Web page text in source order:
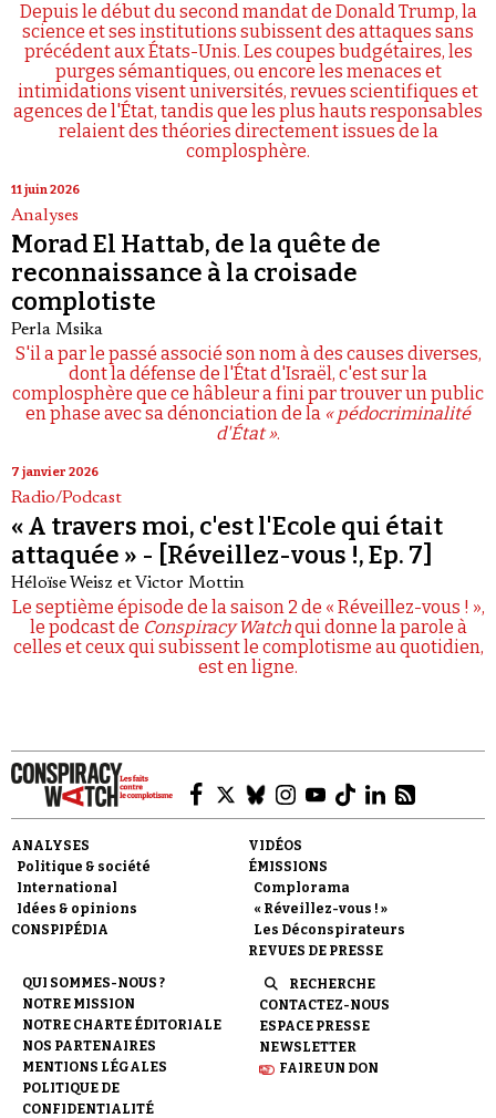
Depuis le début du second mandat de Donald Trump, la
science et ses institutions subissent des attaques sans
précédent aux États-Unis. Les coupes budgétaires, les
purges sémantiques, ou encore les menaces et
intimidations visent universités, revues scientifiques et
agences de l'État, tandis que les plus hauts responsables
relaient des théories directement issues de la
complosphère.
11 juin 2026
Analyses
Morad El Hattab, de la quête de
reconnaissance à la croisade
complotiste
Perla Msika
S'il a par le passé associé son nom à des causes diverses,
dont la défense de l'État d'Israël, c'est sur la
complosphère que ce hâbleur a fini par trouver un public
en phase avec sa dénonciation de la « pédocriminalité
d'État ».
7 janvier 2026
Radio/Podcast
« A travers moi, c'est l'Ecole qui était
attaquée » - [Réveillez-vous !, Ep. 7]
Héloïse Weisz et Victor Mottin
Le septième épisode de la saison 2 de « Réveillez-vous ! »,
le podcast de Conspiracy Watchqui donne la parole à
celles et ceux qui subissent le complotisme au quotidien,
est en ligne.
ANALYSES
Politique & société
International
Idées & opinions
CONSPIPÉDIA
VIDÉOS
ÉMISSIONS
Complorama
« Réveillez-vous ! »
Les Déconspirateurs
REVUES DE PRESSE
QUI SOMMES-NOUS ?
NOTRE MISSION
NOTRE CHARTE ÉDITORIALE
NOS PARTENAIRES
MENTIONS LÉGALES
POLITIQUE DE
CONFIDENTIALITÉ
RECHERCHE
CONTACTEZ-NOUS
ESPACE PRESSE
NEWSLETTER
FAIRE UN DON